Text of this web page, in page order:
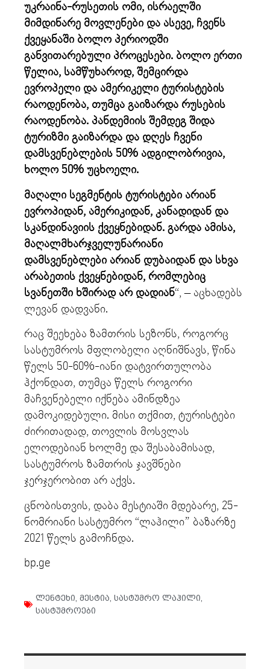
უკრაინა-რუსეთის ომი, ისრაელში
მიმდინარე მოვლენები და ასევე, ჩვენს
ქვეყანაში ბოლო პერიოდში
განვითარებული პროცესები. ბოლო ერთი
წელია, სამწუხაროდ, შემცირდა
ევროპელი და ამერიკელი ტურისტების
რაოდენობა, თუმცა გაიზარდა რუსების
რაოდენობა. პანდემიის შემდეგ შიდა
ტურიზმი გაიზარდა და დღეს ჩვენი
დამსვენებლების 50% ადგილობრივია,
ხოლო 50% უცხოელი.
მაღალი სეგმენტის ტურისტები არიან
ევროპიდან, ამერიკიდან, კანადიდან და
სკანდინავიის ქვეყნებიდან. გარდა ამისა,
მაღალმხარჯველუნარიანი
დამსვენებლები არიან დუბაიდან და სხვა
არაბეთის ქვეყნებიდან, რომლებიც
სვანეთში ხშირად არ დადიან“, – აცხადებს
ლევან დადვანი.
რაც შეეხება ზამთრის სეზონს, როგორც
სასტუმროს მფლობელი აღნიშნავს, წინა
წელს 50-60%-იანი დატვირთულობა
ჰქონდათ, თუმცა წელს როგორი
მაჩვენებელი იქნება ამინდზეა
დამოკიდებული. მისი თქმით, ტურისტები
ძირითადად, თოვლის მოსვლას
ელოდებიან ხოლმე და შესაბამისად,
სასტუმროს ზამთრის ჯავშნები
ჯერჯერობით არ აქვს.
ცნობისთვის, დაბა მესტიაში მდებარე, 25-
ნომრიანი სასტუმრო “ლაჰილი” ბაზარზე
2021 წელს გამოჩნდა.
bp.ge
ლენტეხი, მესტია, სასტუმრო ლაჰილი,
სასტუმროები